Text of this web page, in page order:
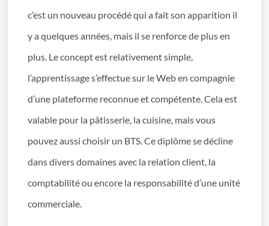
c’est un nouveau procédé qui a fait son apparition il
y a quelques années, mais il se renforce de plus en
plus. Le concept est relativement simple,
l’apprentissage s’effectue sur le Web en compagnie
d’une plateforme reconnue et compétente. Cela est
valable pour la pâtisserie, la cuisine, mais vous
pouvez aussi choisir un BTS. Ce diplôme se décline
dans divers domaines avec la relation client, la
comptabilité ou encore la responsabilité d’une unité
commerciale.